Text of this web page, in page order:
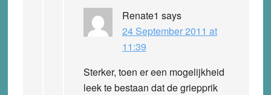
Renate1 says
24 September 2011 at
11:39
Sterker, toen er een mogelijkheid
leek te bestaan dat de griepprik